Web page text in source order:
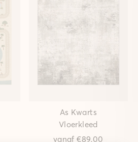
As Kwarts
Vloerkleed
vanaf€89,00